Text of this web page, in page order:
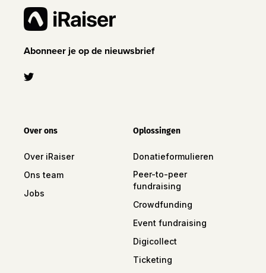
Abonneer je op de nieuwsbrief
Over ons
Over iRaiser
Ons team
Jobs
Oplossingen
Donatieformulieren
Peer-to-peer
fundraising
Crowdfunding
Event fundraising
Digicollect
Ticketing